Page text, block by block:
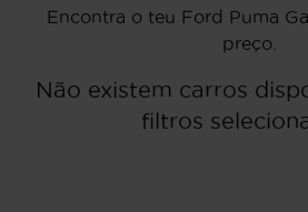
Encontra o teu Ford Puma
preço.
Não existem carros
filtros